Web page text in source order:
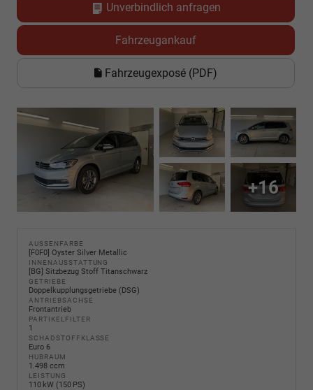
Unverbindlich anfragen
Fahrzeugankauf
Fahrzeugexposé (PDF)
+16
AUSSENFARBE
[F0F0] Oyster Silver Metallic
INNENAUSSTATTUNG
[BG] Sitzbezug Stoff Titanschwarz
GETRIEBE
Doppelkupplungsgetriebe (DSG)
ANTRIEBSACHSE
Frontantrieb
PARTIKELFILTER
1
SCHADSTOFFKLASSE
Euro 6
HUBRAUM
1.498 ccm
LEISTUNG
110 kW (150 PS)